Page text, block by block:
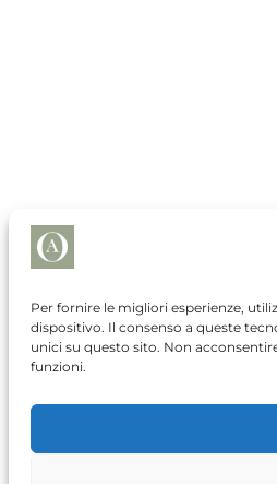
Per fornire le migliori esperienze,
dispositivo. Il consenso a queste
unici su questo sito. Non
funzioni.